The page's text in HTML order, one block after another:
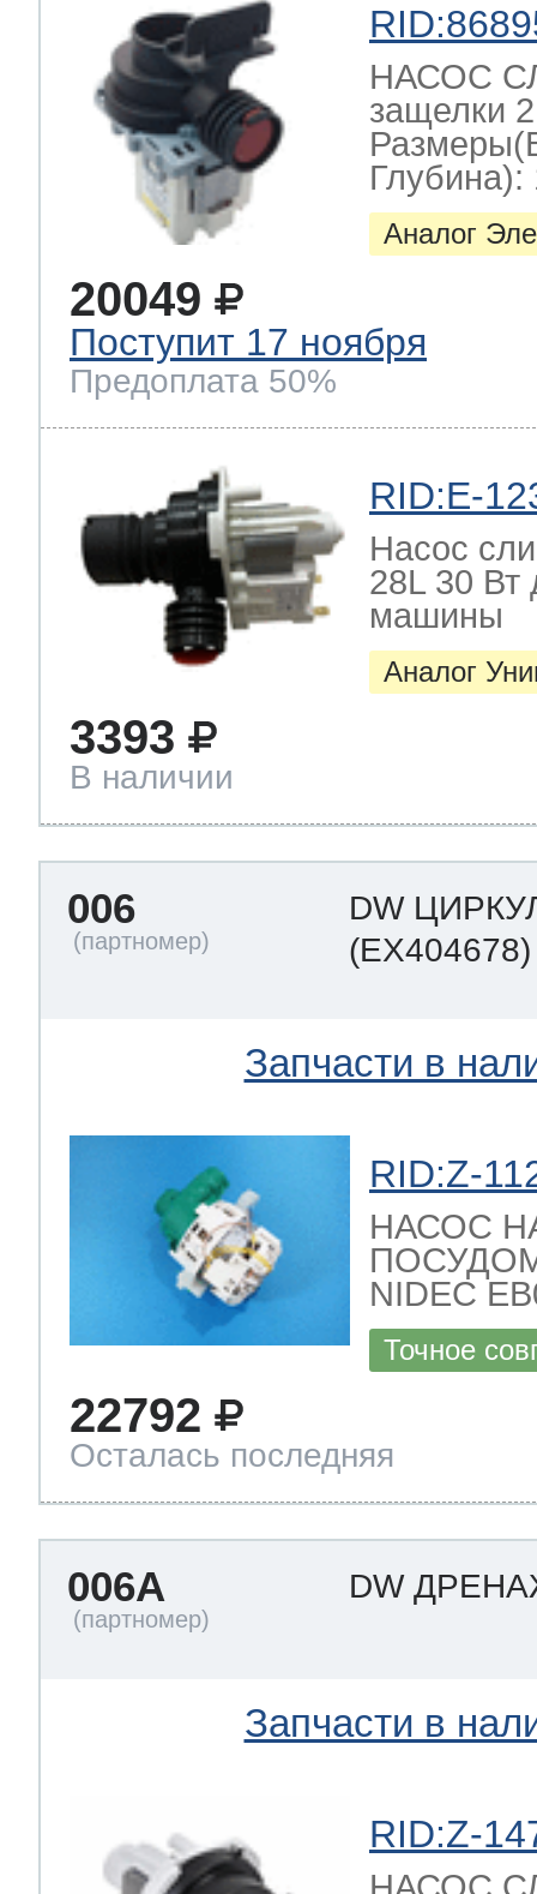
НАСОС
защелки
Глубина):
Аналог
20049
Поступит 17 ноября
Предоплата 50%
RID:E-
Насос
28L 30 Вт
машины
Аналог
3393
В наличии
006
DW
(EX404678)
Запчасти в
RID:Z-
НАСОС
NIDEC
Точное
22792
Осталась последняя
006A DW
Запчасти в
RID:Z-